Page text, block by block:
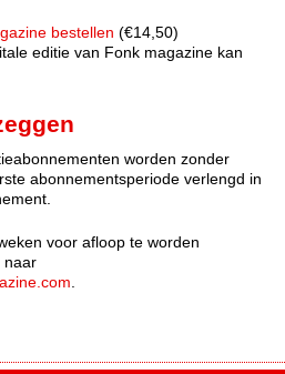
bestellen (€14,50)
editie van Fonk magazine kan
worden zonder
abonnementsperiode verlengd in
voor afloop te worden
naar